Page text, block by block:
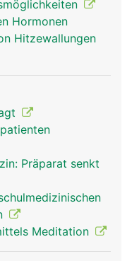
Hormonen
Hitzewallungen
Präparat senkt
Meditation